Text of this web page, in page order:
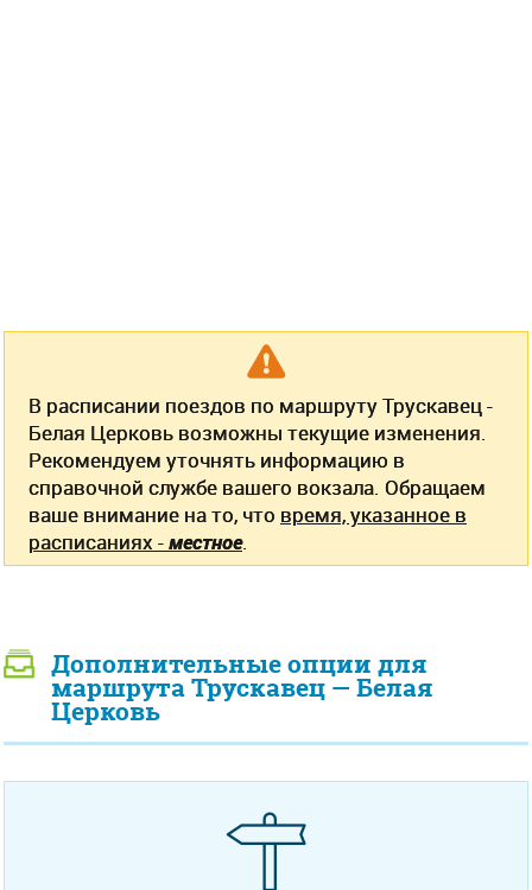
В расписании поездов по маршруту Трускавец -
Белая Церковь возможны текущие изменения.
Рекомендуем уточнять информацию в
справочной службе вашего вокзала. Обращаем
ваше внимание на то, что время, указанное в
расписаниях -местное.
Дополнительные опции для
маршрута Трускавец — Белая
Церковь